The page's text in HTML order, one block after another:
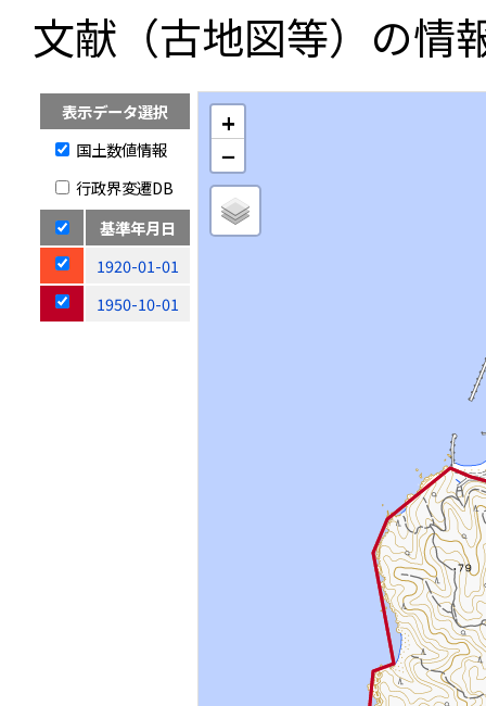
文献（古地図等）の情
表示データ選択
国土数値情報
行政界変遷DB
基準年月日
1920-01-01
1950-10-01
+
−